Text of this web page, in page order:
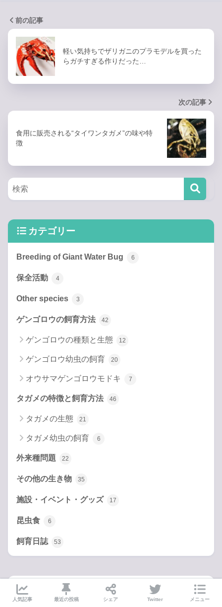
前の記事
軽い気持ちでザリガニのプラモデルを買った
らガチすぎる作りだった…
次の記事
食用に販売される“タイワンタガメ”の味や特
徴
カテゴリー
Breeding of Giant Water Bug 6
保全活動 4
Other species 3
ゲンゴロウの飼育方法 42
ゲンゴロウの種類と生態 12
ゲンゴロウ幼虫の飼育 20
オウサマゲンゴロウモドキ 7
タガメの特徴と飼育方法 46
タガメの生態 21
タガメ幼虫の飼育 6
外来種問題 22
その他の生き物 35
施設・イベント・グッズ 17
昆虫食 6
飼育日誌 53
今週の人気記事
人気記事 最近の投稿 シェア Twitter メニュー